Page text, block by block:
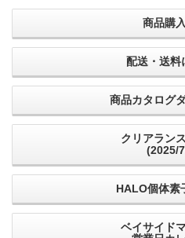
商品購
配送・送料
商品カタログ
クリアラン
(2025/
HALO個体素
ベイサイド